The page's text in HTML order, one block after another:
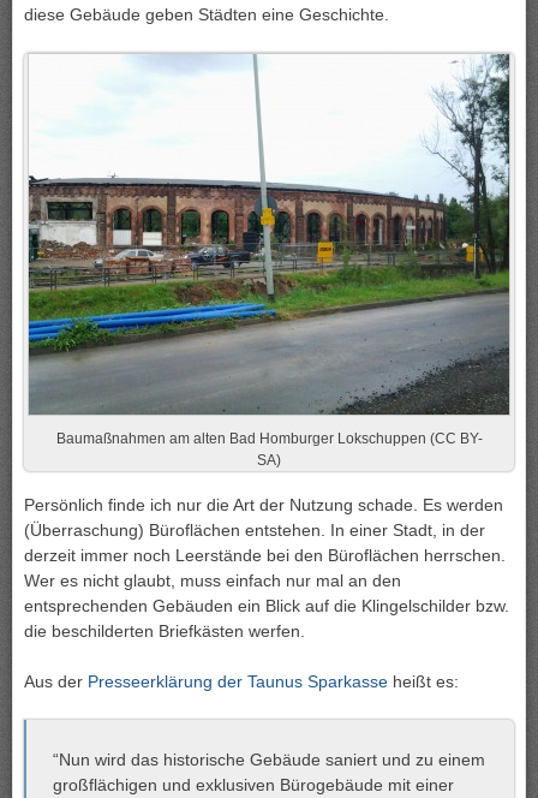
diese Gebäude geben Städten eine Geschichte.
Baumaßnahmen am alten Bad Homburger Lokschuppen (CC BY-
SA)
Persönlich finde ich nur die Art der Nutzung schade. Es werden
(Überraschung) Büroflächen entstehen. In einer Stadt, in der
derzeit immer noch Leerstände bei den Büroflächen herrschen.
Wer es nicht glaubt, muss einfach nur mal an den
entsprechenden Gebäuden ein Blick auf die Klingelschilder bzw.
die beschilderten Briefkästen werfen.
Aus der Presseerklärung der Taunus Sparkasse heißt es:
“Nun wird das historische Gebäude saniert und zu einem
großflächigen und exklusiven Bürogebäude mit einer